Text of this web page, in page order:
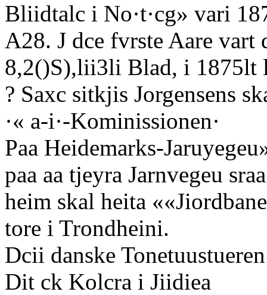
Bliidtalc i No·t·cg» vari
A28. J dce fvrste Aare vart
8,2()S),lii3li Blad, i 1875lt
? Saxc sitkjis Jorgensens
·« a-i·-Kominissionen·
Paa Heidemarks-
paa aa tjeyra Jarnvegeu
heim skal heita
tore i Trondheini.
Dcii danske
Dit ck Kolcra i Jiidiea